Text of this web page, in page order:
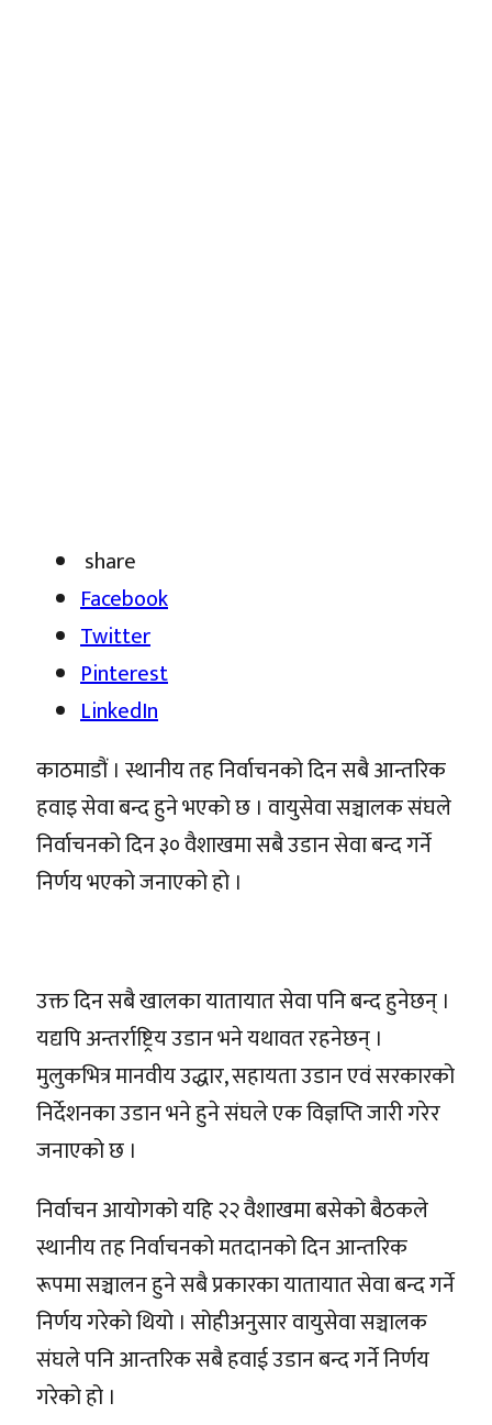
share
Facebook
Twitter
Pinterest
LinkedIn
काठमाडौं । स्थानीय तह निर्वाचनको दिन सबै आन्तरिक
हवाइ सेवा बन्द हुने भएको छ । वायुसेवा सञ्चालक संघले
निर्वाचनको दिन ३० वैशाखमा सबै उडान सेवा बन्द गर्ने
निर्णय भएको जनाएको हो ।
उक्त दिन सबै खालका यातायात सेवा पनि बन्द हुनेछन् ।
यद्यपि अन्तर्राष्ट्रिय उडान भने यथावत रहनेछन् ।
मुलुकभित्र मानवीय उद्धार, सहायता उडान एवं सरकारको
निर्देशनका उडान भने हुने संघले एक विज्ञप्ति जारी गरेर
जनाएको छ ।
निर्वाचन आयोगको यहि २२ वैशाखमा बसेको बैठकले
स्थानीय तह निर्वाचनको मतदानको दिन आन्तरिक
रूपमा सञ्चालन हुने सबै प्रकारका यातायात सेवा बन्द गर्ने
निर्णय गरेको थियो । सोहीअनुसार वायुसेवा सञ्चालक
संघले पनि आन्तरिक सबै हवाई उडान बन्द गर्ने निर्णय
गरेको हो ।